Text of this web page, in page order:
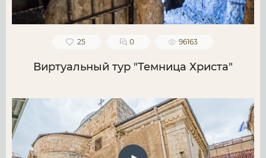
25 0 96163
Виртуальный тур "Темница Христа"